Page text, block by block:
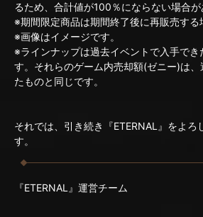
るため、合計値が100％にならない場合が
※期間限定商品は期間終了後に再販売する
※画像はイメージです。
※ラインナップは過去イベントで入手でき
す。それらのゲーム内売却額(ゼニー)は
たものと同じです。
それでは、引き続き『ETERNAL』をよろ
す。
『ETERNAL』運営チーム